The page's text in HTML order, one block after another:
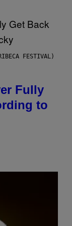
FESTIVAL)
Fully
to